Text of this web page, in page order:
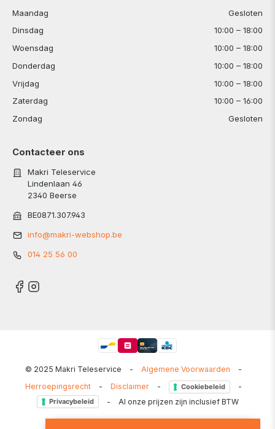
Maandag
Gesloten
Dinsdag
10:00 – 18:00
Woensdag
10:00 – 18:00
Donderdag
10:00 – 18:00
Vrijdag
10:00 – 18:00
Zaterdag
10:00 – 16:00
Zondag
Gesloten
Contacteer ons
Makri Teleservice
Lindenlaan 46
2340 Beerse
BE0871.307.943
info@makri-webshop.be
014 25 56 00
© 2025 Makri Teleservice - Algemene Voorwaarden
-
Herroepingsrecht
- Disclaimer - Cookiebeleid -
Privacybeleid - Al onze prijzen zijn inclusief BTW